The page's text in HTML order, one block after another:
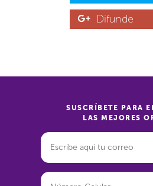
Difunde
SUSCRÍBETE PARA
LAS MEJORES